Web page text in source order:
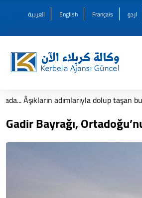
العربية English Français اردو
bu yollarda, dünyada benzeri
Gadir Bayrağı,